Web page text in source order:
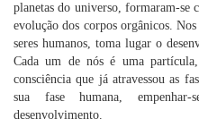
planetas do universo, formaram-se
evolução dos corpos orgânicos.
seres humanos, toma lugar o
Cada um de nós é uma
consciência que já atravessou as
sua fase humana,
desenvolvimento.